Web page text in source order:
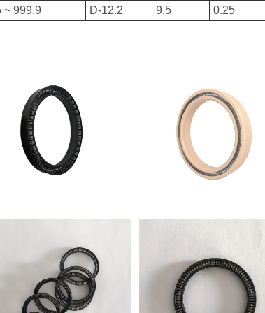
~ 999,9 D-12.2 9.5 0.25